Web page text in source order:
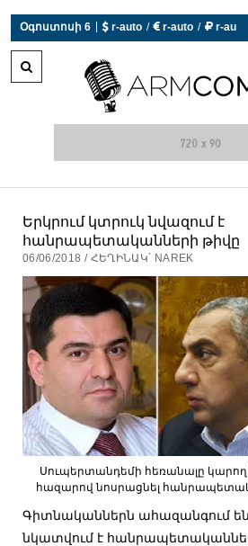
Օգոստոսի 6  r-auto /  r-auto /  r-au
Երկրում կտրուկ նվազում է
հանրապետականների թիվը
06/06/2018 / ՀԵՂԻՆԱԿ՝ NAREK
Սուպերտանդեմի հեռանալը կարող
հազարով նոսրացնել
Գիտնականներն ահազանգում
նկատվում է